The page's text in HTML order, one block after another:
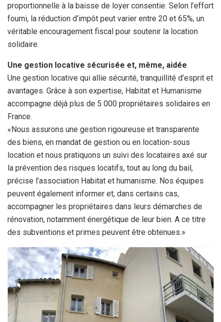
proportionnelle à la baisse de loyer consentie. Selon l’effort
fourni, la réduction d’impôt peut varier entre 20 et 65%, un
véritable encouragement fiscal pour soutenir la location
solidaire.
Une gestion locative sécurisée et, même, aidée
Une gestion locative qui allie sécurité, tranquillité d’esprit et
avantages. Grâce à son expertise, Habitat et Humanisme
accompagne déjà plus de 5 000 propriétaires solidaires en
France.
«Nous assurons une gestion rigoureuse et transparente
des biens, en mandat de gestion ou en location-sous
location et nous pratiquons un suivi des locataires axé sur
la prévention des risques locatifs, tout au long du bail,
précise l’association Habitat et humanisme. Nos équipes
peuvent également informer et, dans certains cas,
accompagner les propriétaires dans leurs démarches de
rénovation, notamment énergétique de leur bien. A ce titre
des subventions et primes peuvent être obtenues.»